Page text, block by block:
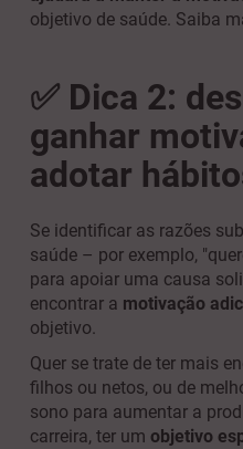
objetivo de saúde. Saiba
✅ Dica 2:
ganhar
adotar
Se identificar as razões
saúde – por exemplo,
para apoiar uma causa
encontrar a motivação
objetivo.
Quer se trate de ter mais
filhos ou netos, ou de
sono para aumentar a
carreira, ter um objetivo